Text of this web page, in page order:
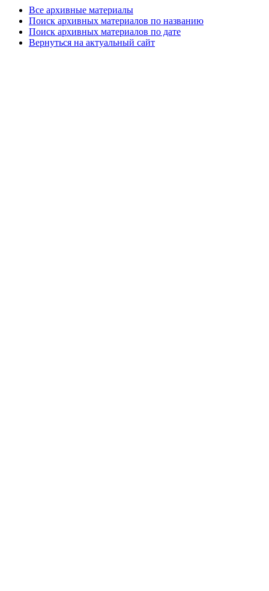
Все архивные материалы
Поиск архивных материалов по названию
Поиск архивных материалов по дате
Вернуться на актуальный сайт